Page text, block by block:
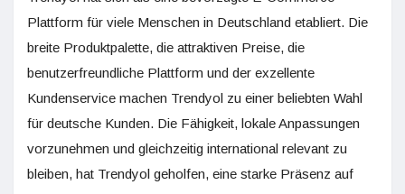
Plattform für viele Menschen in Deutschland etabliert. Die
breite Produktpalette, die attraktiven Preise, die
benutzerfreundliche Plattform und der exzellente
Kundenservice machen Trendyol zu einer beliebten Wahl
für deutsche Kunden. Die Fähigkeit, lokale Anpassungen
vorzunehmen und gleichzeitig international relevant zu
bleiben, hat Trendyol geholfen, eine starke Präsenz auf